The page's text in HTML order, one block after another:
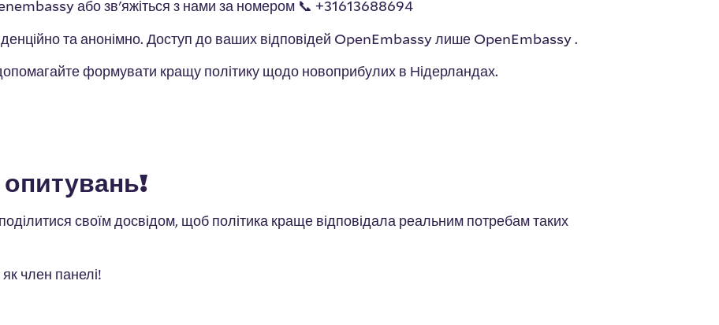
або зв'яжіться з нами за номером 📞 +31613688694
та анонімно. Доступ до ваших відповідей OpenEmbassy лише OpenEmbassy .
формувати кращу політику щодо новоприбулих в Нідерландах.
опитувань!
своїм досвідом, щоб політика краще відповідала реальним потребам таких
член панелі!